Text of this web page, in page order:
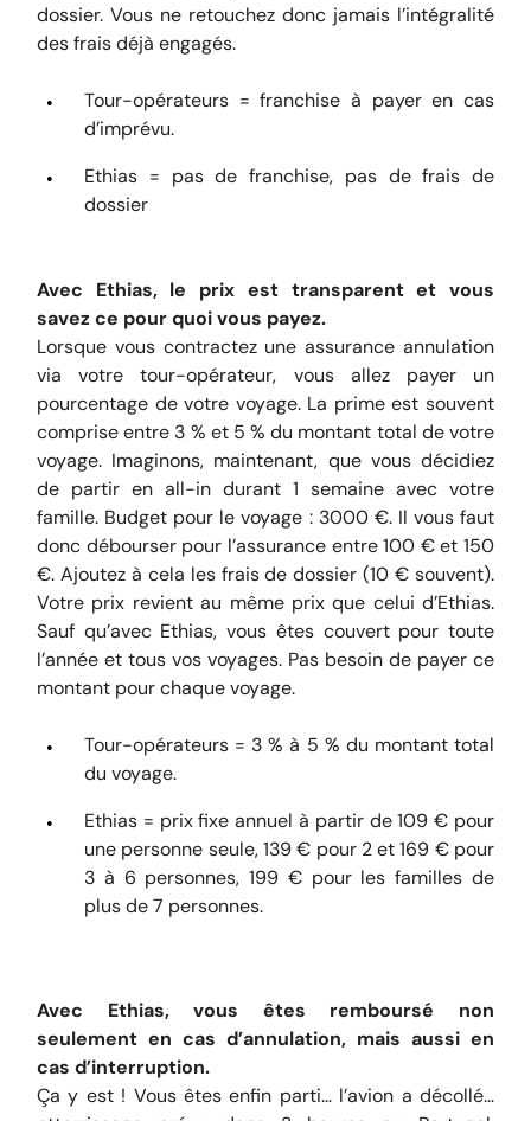
dossier. Vous ne retouchez donc jamais l’intégralité
des frais déjà engagés.
Tour-opérateurs = franchise à payer en cas
d’imprévu.
Ethias = pas de franchise, pas de frais de
dossier
Avec Ethias, le prix est transparent et vous
savez ce pour quoi vous payez.
Lorsque vous contractez une assurance annulation
via votre tour-opérateur, vous allez payer un
pourcentage de votre voyage. La prime est souvent
comprise entre 3 % et 5 % du montant total de votre
voyage. Imaginons, maintenant, que vous décidiez
de partir en all-in durant 1 semaine avec votre
famille. Budget pour le voyage : 3000 €. Il vous faut
donc débourser pour l’assurance entre 100 € et 150
€. Ajoutez à cela les frais de dossier (10 € souvent).
Votre prix revient au même prix que celui d’Ethias.
Sauf qu’avec Ethias, vous êtes couvert pour toute
l’année et tous vos voyages. Pas besoin de payer ce
montant pour chaque voyage.
Tour-opérateurs = 3 % à 5 % du montant total
du voyage.
Ethias = prix fixe annuel à partir de 109 € pour
une personne seule, 139 € pour 2 et 169 € pour
3 à 6 personnes, 199 € pour les familles de
plus de 7 personnes.
Avec Ethias, vous êtes remboursé non
seulement en cas d’annulation, mais aussi en
cas d’interruption.
Ça y est ! Vous êtes enfin parti… l’avion a décollé…